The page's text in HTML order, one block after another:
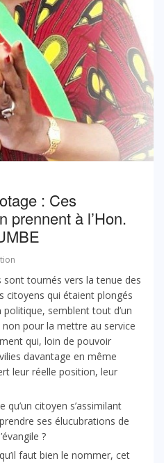
: Ces
prennent à l’Hon.
sont tournés vers la tenue des
citoyens qui étaient plongés
semblent tout d’un
pour la mettre au service
qui, loin de pouvoir
davantage en même
leur réelle position, leur
citoyen s’assimilant
ses élucubrations de
?
faut bien le nommer, cet